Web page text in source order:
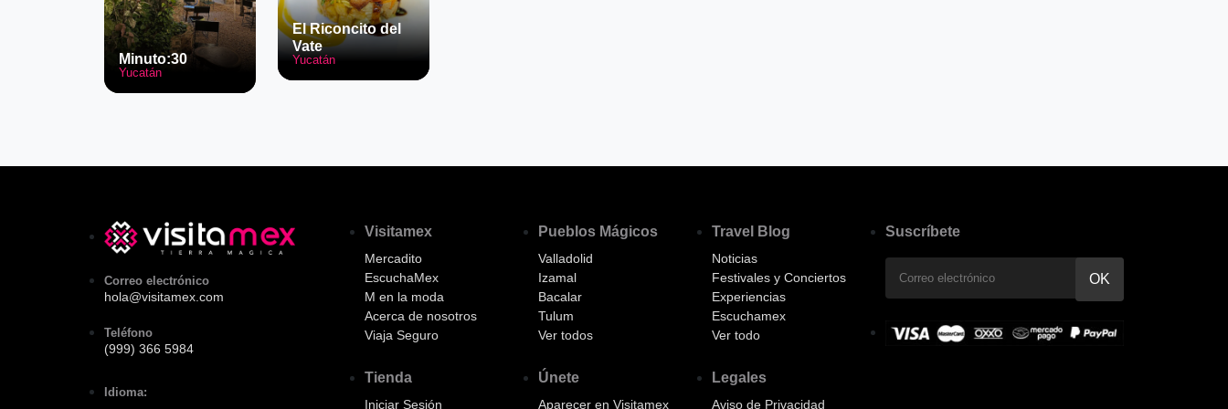
Minuto:30
Yucatán
El Riconcito del
Vate
Yucatán
Correo electrónico
hola@visitamex.com
Teléfono
(999) 366 5984
Idioma:
Visitamex
Mercadito
EscuchaMex
M en la moda
Acerca de nosotros
Viaja Seguro
Tienda
Iniciar Sesión
Pueblos Mágicos
Valladolid
Izamal
Bacalar
Tulum
Ver todos
Únete
Aparecer en Visitamex
Travel Blog
Noticias
Festivales y Conciertos
Experiencias
Escuchamex
Ver todo
Legales
Aviso de Privacidad
Suscríbete